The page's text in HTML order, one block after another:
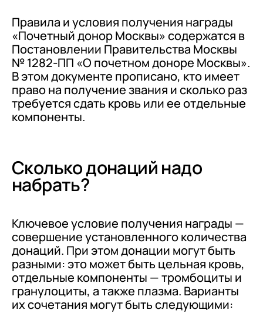
Правила и условия получения награды
«Почетный донор Москвы» содержатся в
Постановлении Правительства Москвы
№ 1282-ПП «О почетном доноре Москвы».
В этом документе прописано, кто имеет
право на получение звания и сколько раз
требуется сдать кровь или ее отдельные
компоненты.
Сколько донаций надо
набрать?
Ключевое условие получения награды —
совершение установленного количества
донаций. При этом донации могут быть
разными: это может быть цельная кровь,
отдельные компоненты — тромбоциты и
гранулоциты, а также плазма. Варианты
их сочетания могут быть следующими: